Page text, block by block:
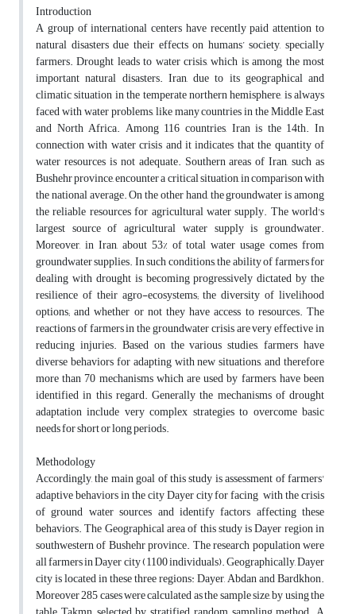
Introduction
A group of international centers have recently paid attention to
natural disasters due their effects on humans’ society, specially
farmers. Drought leads to water crisis, which is among the most
important natural disasters. Iran, due to its geographical and
climatic situation in the temperate northern hemisphere, is always
faced with water problems, like many countries in the Middle East
and North Africa. Among 116 countries, Iran is the 14th. In
connection with water crisis and it indicates that the quantity of
water resources is not adequate. Southern areas of Iran, such as
Bushehr province, encounter a critical situation, in comparison with
the national average. On the other hand, the groundwater is among
the reliable resources for agricultural water supply. The world's
largest source of agricultural water supply is groundwater.
Moreover, in Iran, about 53% of total water usage comes from
groundwater supplies. In such conditions, the ability of farmers for
dealing with drought is becoming progressively dictated by the
resilience of their agro-ecosystems; the diversity of livelihood
options; and whether or not they have access to resources. The
reactions of farmers in the groundwater crisis are very effective in
reducing injuries. Based on the various studies, farmers have
diverse behaviors for adapting with new situations, and therefore
more than 70 mechanisms which are used by farmers, have been
identified in this regard. Generally the mechanisms of drought
adaptation include very complex strategies to overcome basic
needs for short or long periods.
Methodology
Accordingly, the main goal of this study is assessment of farmers'
adaptive behaviors in the city Dayer city for facing with the crisis
of ground water sources and identify factors affecting these
behaviors. The Geographical area of this study is Dayer region in
southwestern of Bushehr province. The research population were
all farmers in Dayer city (1100 individuals). Geographically, Dayer
city is located in these three regions: Dayer, Abdan and Bardkhon.
Moreover 285 cases were calculated as the sample size, by using the